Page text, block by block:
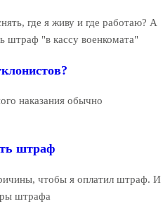
где я живу и где работаю? А
штраф "в кассу военкомата"
наказания обычно
штраф
чтобы я оплатил штраф. И
штрафа